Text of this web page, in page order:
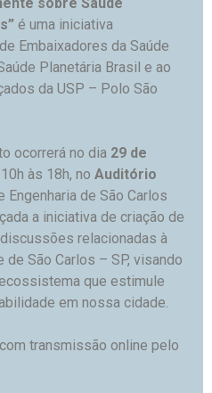
é uma iniciativa
Embaixadores da Saúde
Planetária Brasil e ao
da USP – Polo São
ocorrerá no dia 29 de
às 18h, no Auditório
Engenharia de São Carlos
a iniciativa de criação de
relacionadas à
de São Carlos – SP, visando
que estimule
em nossa cidade.
transmissão online pelo